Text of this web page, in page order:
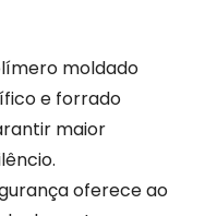
moldado
e forrado
maior
oferece ao